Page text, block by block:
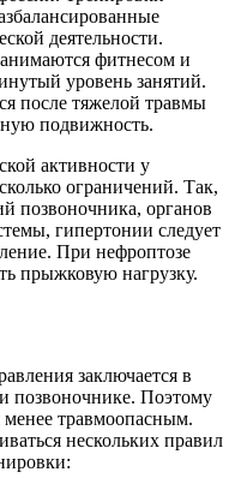
деятельности.
фитнесом и
уровень занятий.
после тяжелой травмы
подвижность.
активности у
ограничений. Так,
позвоночника, органов
гипертонии следует
При нефроптозе
прыжковую нагрузку.
заключается в
позвоночнике. Поэтому
травмоопасным.
нескольких правил